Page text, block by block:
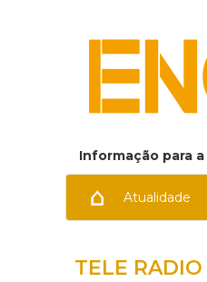
Informação para
Atualidade
TELE RADIO